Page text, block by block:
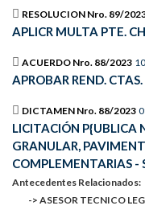
RESOLUCION Nro. 89/
APLICR MULTA PTE.
ACUERDO Nro. 88/2023
APROBAR REND.
DICTAMEN Nro. 88/2023
LICITACIÓN P{UBLICA
GRANULAR,
COMPLEMENTARIAS -
Antecedentes Relacionados:
-> ASESOR TECNICO